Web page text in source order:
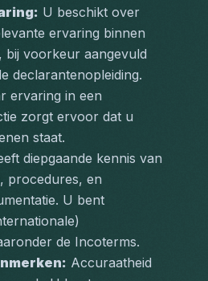
U beschikt over
ervaring binnen
bij voorkeur aangevuld
declarantenopleiding.
ervaring in een
zorgt ervoor dat u
staat.
diepgaande kennis van
procedures, en
U bent
de Incoterms.
Accuraatheid